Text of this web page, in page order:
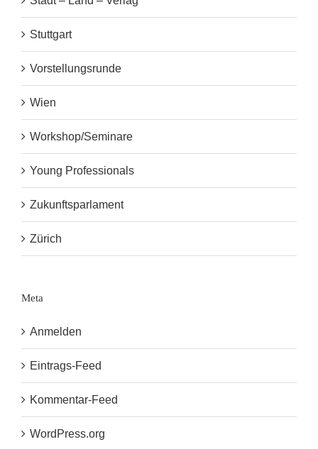
Stuttgart
Vorstellungsrunde
Wien
Workshop/Seminare
Young Professionals
Zukunftsparlament
Zürich
Meta
Anmelden
Eintrags-Feed
Kommentar-Feed
WordPress.org